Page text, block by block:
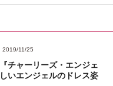
2019/11/25
チャーリーズ・エンジェ
いエンジェルのドレス姿